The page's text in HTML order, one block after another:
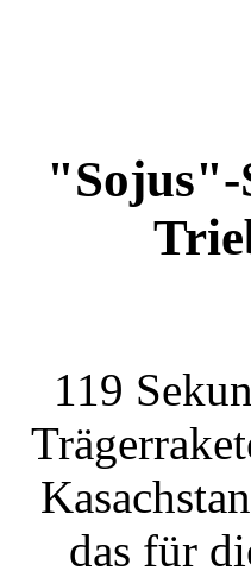
"Sojus"-
119
das für